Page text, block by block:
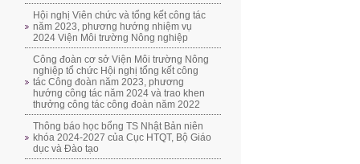
Hội nghị Viên chức và tổng kết công tác
năm 2023, phương hướng nhiệm vụ
2024 Viện Môi trường Nông nghiệp
Công đoàn cơ sở Viện Môi trường Nông
nghiệp tổ chức Hội nghị tổng kết công
tác Công đoàn năm 2023, phương
hướng công tác năm 2024 và trao khen
thưởng công tác công đoàn năm 2022
Thông báo học bổng TS Nhật Bản niên
khóa 2024-2027 của Cục HTQT, Bộ Giáo
dục và Đào tạo